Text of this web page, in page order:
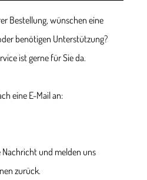
Bestellung, wünschen eine
benötigen Unterstützung?
ist gerne für Sie da.
eine E-Mail an:
und melden uns
zurück.